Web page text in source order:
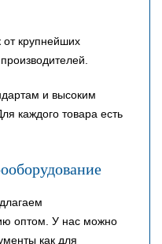
крупнейших
и высоким
каждого товара есть
оптом. У нас можно
как для